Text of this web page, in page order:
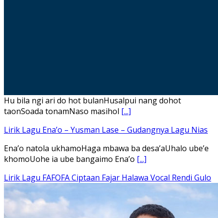
Hu bila ngi ari do hot bulanHusalpui nang dohot
taonSoada tonamNaso masihol [...]
Lirik Lagu Ena’o – Yusman Lase – Gudangnya Lagu Nias